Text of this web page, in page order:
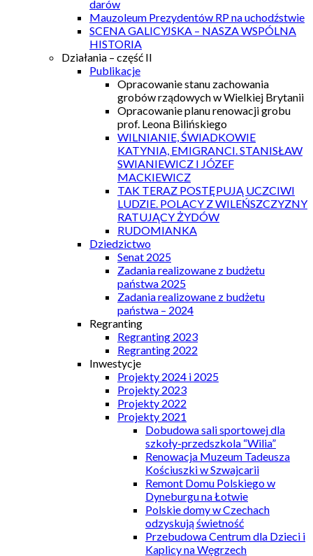
darów
Mauzoleum Prezydentów RP na uchodźstwie
SCENA GALICYJSKA – NASZA WSPÓLNA
HISTORIA
Działania – część II
Publikacje
Opracowanie stanu zachowania
grobów rządowych w Wielkiej Brytanii
Opracowanie planu renowacji grobu
prof. Leona Bilińskiego
WILNIANIE, ŚWIADKOWIE
KATYNIA, EMIGRANCI. STANISŁAW
SWIANIEWICZ I JÓZEF
MACKIEWICZ
TAK TERAZ POSTĘPUJĄ UCZCIWI
LUDZIE. POLACY Z WILEŃSZCZYZNY
RATUJĄCY ŻYDÓW
RUDOMIANKA
Dziedzictwo
Senat 2025
Zadania realizowane z budżetu
państwa 2025
Zadania realizowane z budżetu
państwa – 2024
Regranting
Regranting 2023
Regranting 2022
Inwestycje
Projekty 2024 i 2025
Projekty 2023
Projekty 2022
Projekty 2021
Dobudowa sali sportowej dla
szkoły-przedszkola “Wilia”
Renowacja Muzeum Tadeusza
Kościuszki w Szwajcarii
Remont Domu Polskiego w
Dyneburgu na Łotwie
Polskie domy w Czechach
odzyskują świetność
Przebudowa Centrum dla Dzieci i
Kaplicy na Węgrzech